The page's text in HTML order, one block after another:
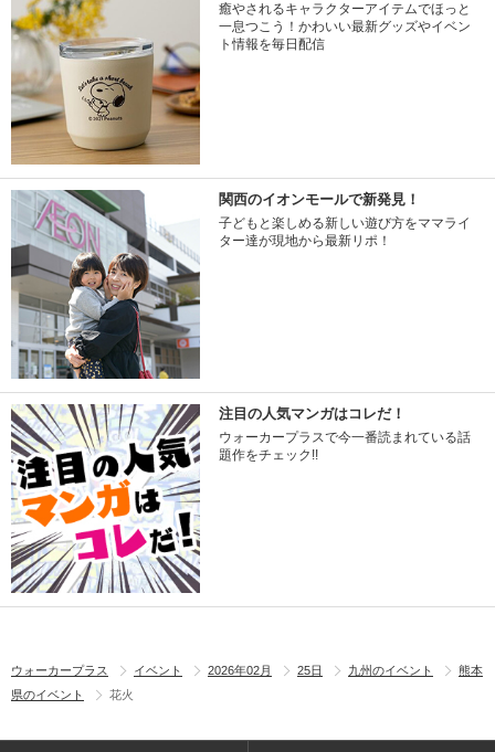
癒やされるキャラクターアイテムでほっと
一息つこう！かわいい最新グッズやイベン
ト情報を毎日配信
関西のイオンモールで新発見！
子どもと楽しめる新しい遊び方をママライ
ター達が現地から最新リポ！
注目の人気マンガはコレだ！
ウォーカープラスで今一番読まれている話
題作をチェック!!
ウォーカープラス イベント 2026年02月 25日 九州のイベント
熊本
県のイベント
花火